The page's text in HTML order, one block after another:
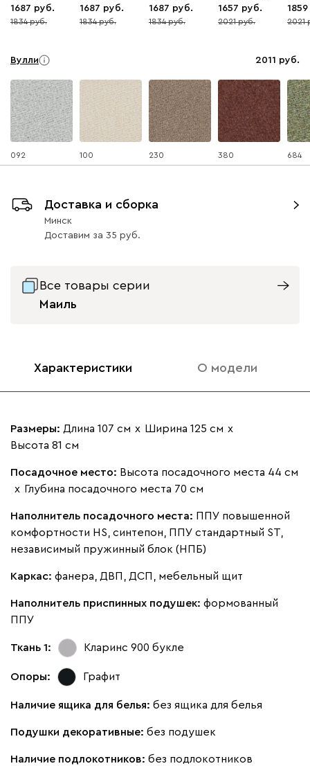
1687
8
1834
1687
8
1834
1687
8
1834
1657
18
2021
1859
8
2021
Вулли 2011
092 100 230 380 684
Бежевый Вишневый Голубой
Клэй Мустард
Альтеа
Доставка и сборка
Минск
Доставим за 35
Все товары серии
Маиль
Характеристики О модели
Размеры: Длина 107 см х Ширина 125 см х
Высота 81 см
Посадочное место: Высота посадочного места 44 см
х Глубина посадочного места 70 см
Наполнитель посадочного места: ППУ повышенной
комфортности HS, синтепон, ППУ стандартный ST,
независимый пружинный блок (НПБ)
Каркас: фанера, ДВП, ДСП, мебельный щит
Наполнитель приспинных подушек: формованный
ППУ
Ткань 1: Кларинс 900 букле
Опоры: Графит
Наличие ящика для белья: без ящика для белья
Подушки декоративные: без подушек
Наличие подлокотников: без подлокотников